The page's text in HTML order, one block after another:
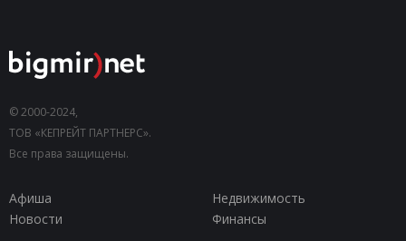
© 2000-2024,
ТОВ «КЕПРЕЙТ ПАРТНЕРС».
Все права защищены.
Афиша
Недвижимость
Новости
Финансы